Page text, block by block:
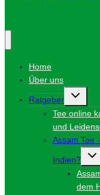
Home
Über uns
Ratgeber
Tee online
und
Assam Tee
Indien?
dem